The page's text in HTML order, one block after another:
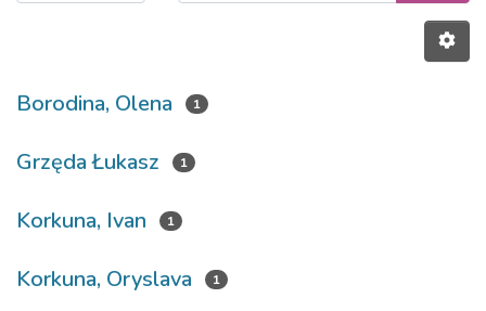
Borodina, Olena 1
Grzęda Łukasz 1
Korkuna, Ivan 1
Korkuna, Oryslava 1